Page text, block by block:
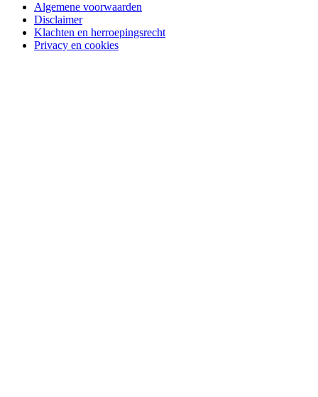
Algemene voorwaarden
Disclaimer
Klachten en herroepingsrecht
Privacy en cookies